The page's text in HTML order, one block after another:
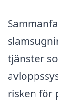
tjänster
risken för